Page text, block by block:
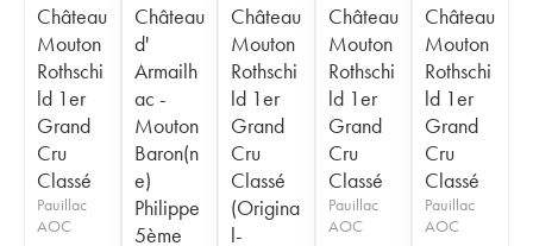
Château
Mouton
Rothschi
ld 1er
Grand
Cru
Classé
Pauillac
AOC
Château
d'
Armailh
ac -
Mouton
Baron(n
e)
Philippe
5ème
Château
Mouton
Rothschi
ld 1er
Grand
Cru
Classé
(Origina
l-
Château
Mouton
Rothschi
ld 1er
Grand
Cru
Classé
Pauillac
AOC
Château
Mouton
Rothschi
ld 1er
Grand
Cru
Classé
Pauillac
AOC